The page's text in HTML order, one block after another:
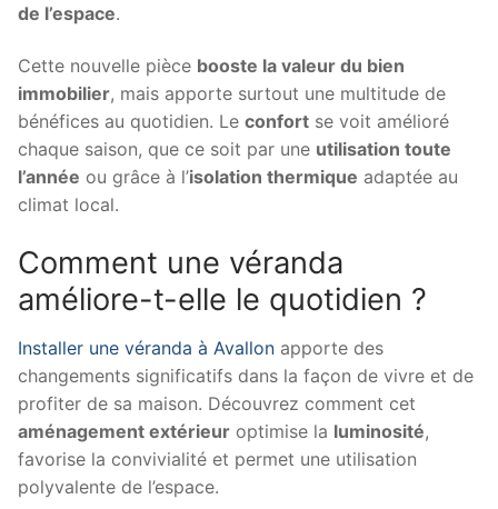
de l’espace.
Cette nouvelle pièce booste la valeur du bien
immobilier, mais apporte surtout une multitude de
bénéfices au quotidien. Le confort se voit amélioré
chaque saison, que ce soit par une utilisation toute
l’année ou grâce à l’isolation thermique adaptée au
climat local.
Comment une véranda
améliore-t-elle le quotidien ?
Installer une véranda à Avallon apporte des
changements significatifs dans la façon de vivre et de
profiter de sa maison. Découvrez comment cet
aménagement extérieur optimise la luminosité,
favorise la convivialité et permet une utilisation
polyvalente de l’espace.